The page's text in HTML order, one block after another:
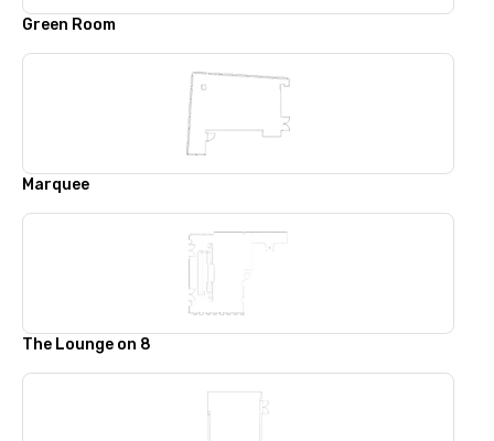
Green Room
Marquee
The Lounge on 8